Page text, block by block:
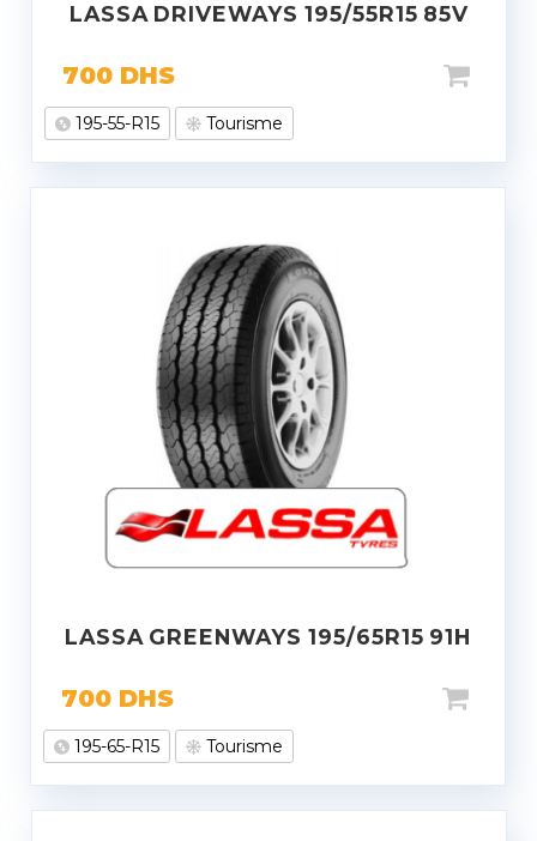
LASSA DRIVEWAYS 195/55R15 85V
700 DHS
195-55-R15 Tourisme
LASSA GREENWAYS 195/65R15 91H
700 DHS
195-65-R15 Tourisme